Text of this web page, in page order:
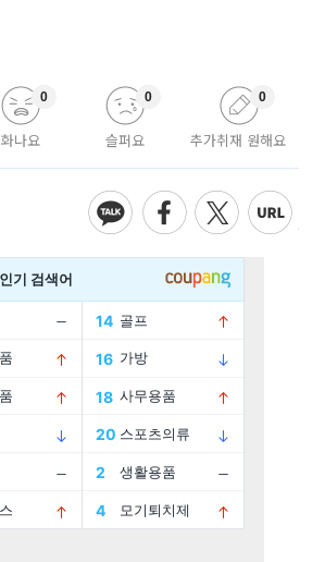
화나요
0
슬퍼요
0
추가취재 원해요
0